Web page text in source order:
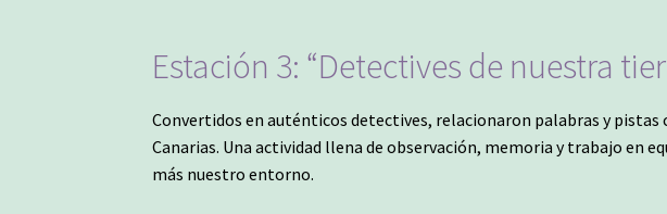
Estación 3: “Detectives de nuestra
Convertidos en auténticos detectives, relacionaron palabras y
Canarias. Una actividad llena de observación, memoria y trabajo en
más nuestro entorno.